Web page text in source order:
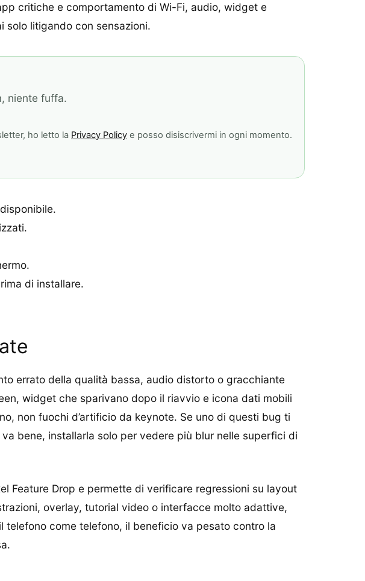
critiche e comportamento di Wi-Fi, audio, widget e
solo litigando con sensazioni.
niente fuffa.
ho letto la Privacy Policy e posso disiscrivermi in ogni momento.
di installare.
errato della qualità bassa, audio distorto o gracchiante
widget che sparivano dopo il riavvio e icona dati mobili
non fuochi d’artificio da keynote. Se uno di questi bug ti
bene, installarla solo per vedere più blur nelle superfici di
Feature Drop e permette di verificare regressioni su layout
overlay, tutorial video o interfacce molto adattive,
come telefono, il beneficio va pesato contro la